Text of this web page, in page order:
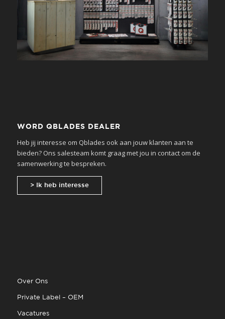
WORD QBLADES DEALER
Heb jij interesse om Qblades ook aan jouw klanten aan te
bieden? Ons salesteam komt graag met jou in contact om de
samenwerking te bespreken.
> Ik heb interesse
Over Ons
Private Label – OEM
Vacatures